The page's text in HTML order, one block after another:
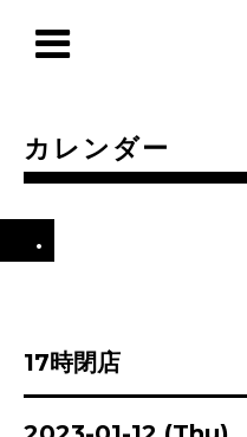
カレンダー
.
17時閉店